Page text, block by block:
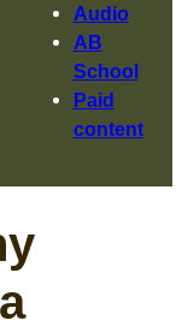
Audio
AB
School
Paid
content